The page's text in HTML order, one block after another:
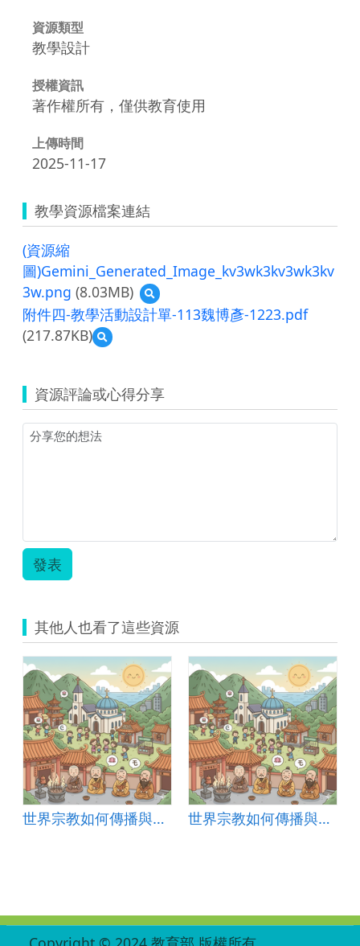
資源類型
教學設計
授權資訊
著作權所有，僅供教育使用
上傳時間
2025-11-17
教學資源檔案連結
(資源縮
圖)Gemini_Generated_Image_kv3wk3kv3wk3kv
3w.png (8.03MB)
預
覽
(資
附件四-教學活動設計單-113魏博彥-1223.pdf
(217.87KB)
預
覽
四-
教
學
資源評論或心得分享
發表
其他人也看了這些資源
世界宗教如何傳播與發展？ 世界宗教如何傳播與發展？